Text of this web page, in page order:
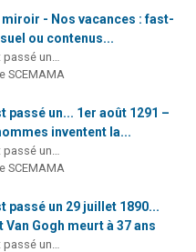
- Nos vacances : fast-
ou contenus...
passé un…
SCEMAMA
passé un... 1er août 1291 –
inventent la...
passé un…
SCEMAMA
passé un 29 juillet 1890...
Van Gogh meurt à 37 ans
passé un…